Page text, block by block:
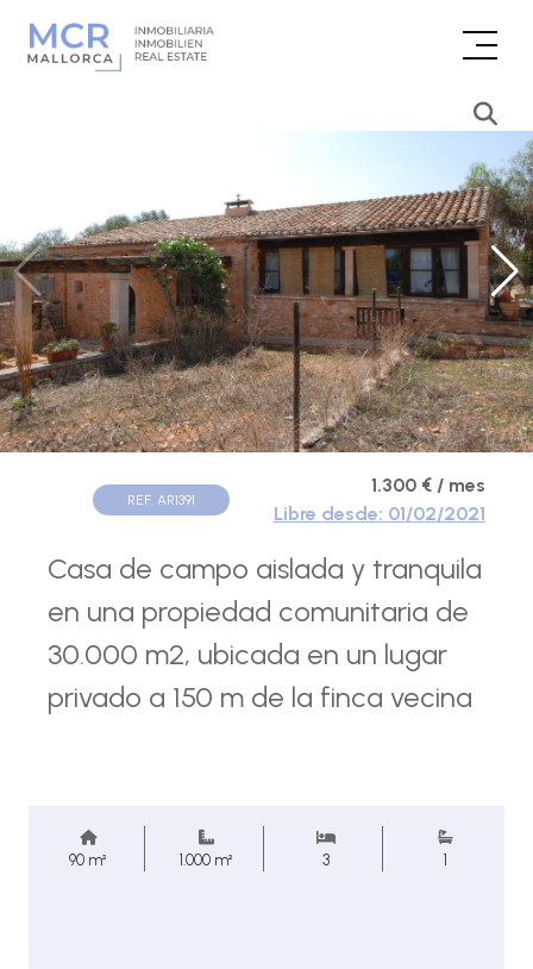
REF. AR1391
1.300 € / mes
Libre desde: 01/02/2021
Casa de campo aislada y tranquila
en una propiedad comunitaria de
30.000 m2, ubicada en un lugar
privado a 150 m de la finca vecina
90 m² 1.000 m² 3 1